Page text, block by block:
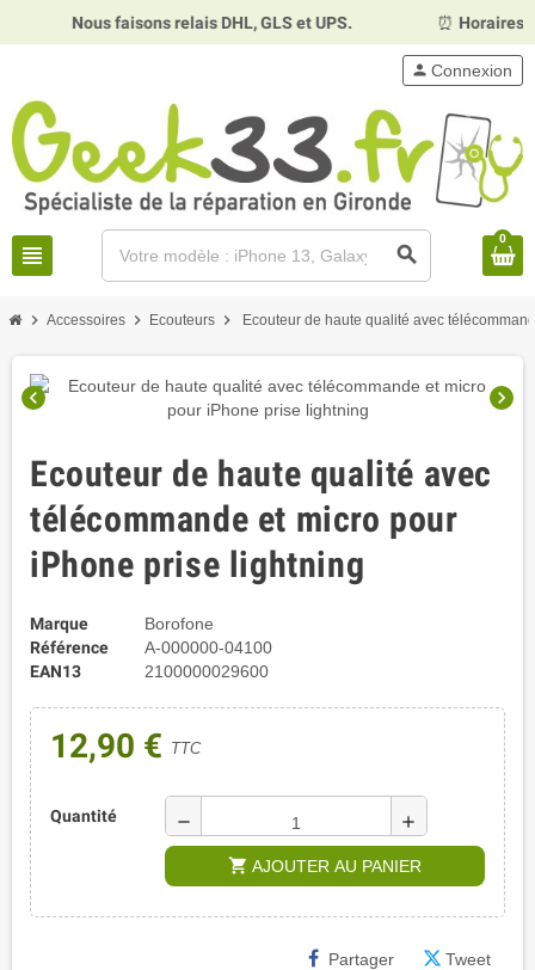
Nous faisons relais DHL, GLS et UPS. ⏰Horaires :
view_headline search
person Connexion
0
chevron_right Accessoires chevron_right Ecouteurs chevron_right Ecouteur de haute qualité avec
chevron_left chevron_right
Ecouteur de haute qualité avec
télécommande et micro pour
iPhone prise lightning
Marque
Borofone
Référence
A-000000-04100
EAN13
2100000029600
12,90 € TTC
Quantité remove add
shopping_cart AJOUTER AU PANIER
Partager Tweet